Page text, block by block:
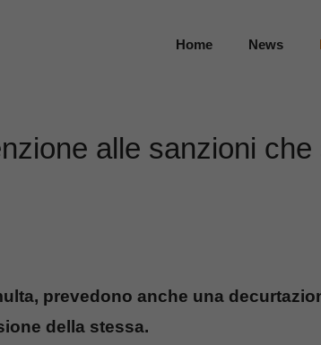
Home News
alle sanzioni che
prevedono anche una
della stessa.